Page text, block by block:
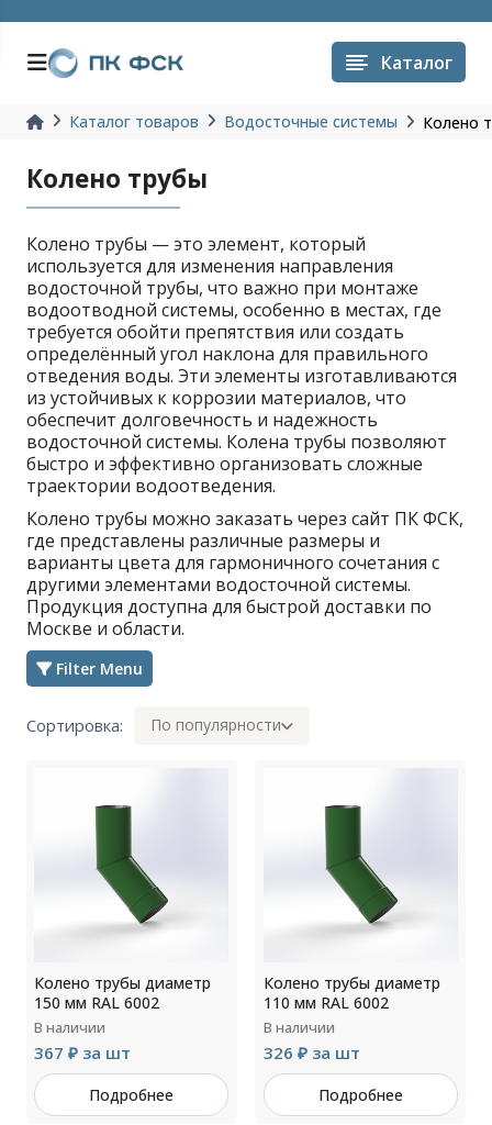
Каталог
Каталог товаров Водосточные системы Колено
Колено трубы
Колено трубы — это элемент, который
используется для изменения направления
водосточной трубы, что важно при монтаже
водоотводной системы, особенно в местах, где
требуется обойти препятствия или создать
определённый угол наклона для правильного
отведения воды. Эти элементы изготавливаются
из устойчивых к коррозии материалов, что
обеспечит долговечность и надежность
водосточной системы. Колена трубы позволяют
быстро и эффективно организовать сложные
траектории водоотведения.
Колено трубы можно заказать через сайт ПК ФСК,
где представлены различные размеры и
варианты цвета для гармоничного сочетания с
другими элементами водосточной системы.
Продукция доступна для быстрой доставки по
Москве и области.
Filter Menu
Сортировка: По популярности
Колено трубы диаметр
150 мм RAL 6002
В наличии
367 ₽ за шт
Подробнее
Колено трубы диаметр
110 мм RAL 6002
В наличии
326 ₽ за шт
Подробнее